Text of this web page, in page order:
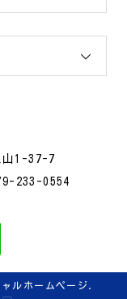
山1-37-7
233-0554
ルホームページ.